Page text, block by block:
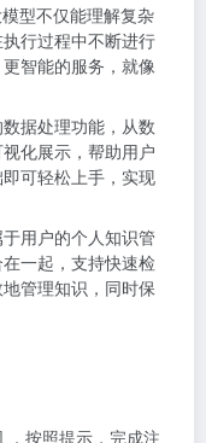
型不仅能理解复杂
行过程中不断进行
智能的服务，就像
据处理功能，从数
化展示，帮助用户
可轻松上手，实现
用户的个人知识管
一起，支持快速检
管理知识，同时保
，按照提示，完成注